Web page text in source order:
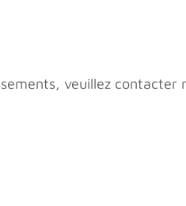
veuillez contacter